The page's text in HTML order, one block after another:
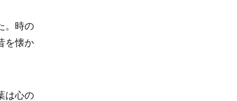
。時の
を懐か
は心の